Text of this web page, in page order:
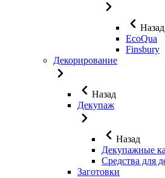
Назад
EcoQua
Finsbury
Декорирование
Назад
Декупаж
Назад
Декупажные
Средства для
Заготовки